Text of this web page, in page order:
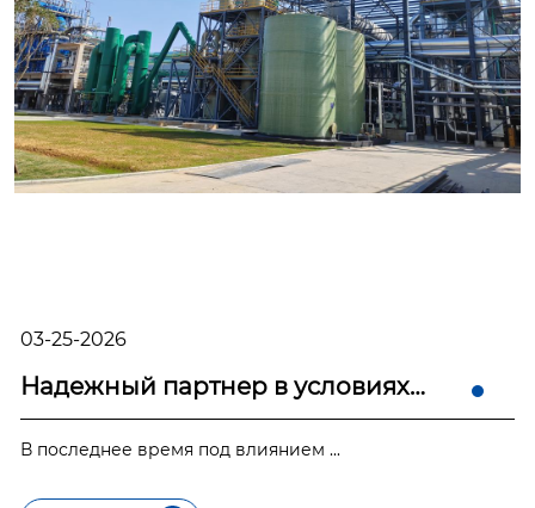
03-25-2026
Надежный партнер в условиях
рыночной нестабильн...
В последнее время под влиянием ...